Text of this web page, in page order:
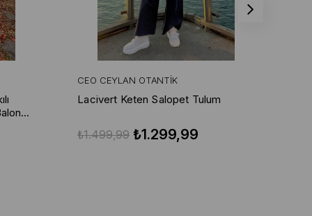
CEO CEYLAN OTANTIK
Lacivert Keten Salopet Tulum
₺1.299,99
₺1.499,99